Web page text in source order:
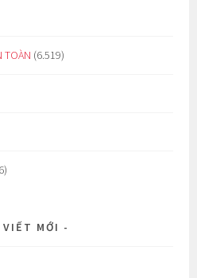
TOÀN (6.519)
VIẾT MỚI